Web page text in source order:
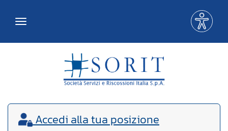
Toggle
Accedi alla tua posizione